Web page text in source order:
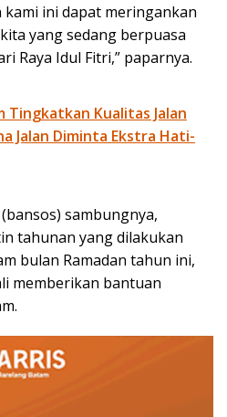
ini dapat meringankan
yang sedang berpuasa
Raya Idul Fitri,” paparnya.
Tingkatkan Kualitas Jalan
Jalan Diminta Ekstra Hati-
sambungnya,
tahunan yang dilakukan
bulan Ramadan tahun ini,
memberikan bantuan